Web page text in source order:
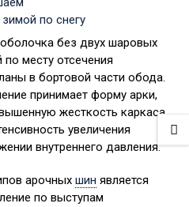
без двух шаровых
месту отсечения
в бортовой части обода.
принимает форму арки,
жесткость каркаса
увеличения
внутреннего давления.
арочных шин является
по выступам